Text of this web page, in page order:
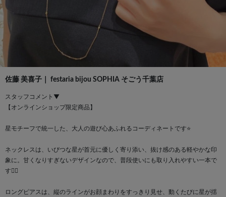
佐藤 美喜子｜ festaria bijou SOPHIA そごう千葉店
スタッフコメント▼
【オンラインショップ限定商品】
星モチーフで統一した、大人の遊び心あふれるコーディネートです⭐
ネックレスは、いびつな星が首元に優しく寄り添い、抜け感のある軽やかな印
象に。甘くなりすぎないデザインなので、普段使いにも取り入れやすい一本で
す🙆‍♀️
ロングピアスは、縦のラインがお顔まわりをすっきり見せ、動くたびに星が揺